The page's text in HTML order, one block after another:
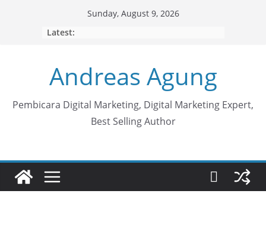
Sunday, August 9, 2026
Latest:
Andreas Agung
Pembicara Digital Marketing, Digital Marketing Expert,
Best Selling Author